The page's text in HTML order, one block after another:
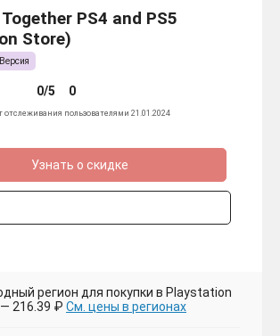
PS4 and PS5
Store)
0/5 0
отслеживания пользователями 21.01.2024
Узнать о скидке
регион для покупки в Playstation
216.39 ₽ См. цены в регионах